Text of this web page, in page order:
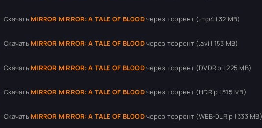
Скачать MIRROR MIRROR: A TALE OF BLOODчерез торрент (.mp4 | 32 MB)
Скачать MIRROR MIRROR: A TALE OF BLOODчерез торрент (.avi | 153 MB)
Скачать MIRROR MIRROR: A TALE OF BLOODчерез торрент (DVDRip | 225 MB)
Скачать MIRROR MIRROR: A TALE OF BLOODчерез торрент (HDRip | 315 MB)
Скачать MIRROR MIRROR: A TALE OF BLOODчерез торрент (WEB-DLRip | 333 MB)